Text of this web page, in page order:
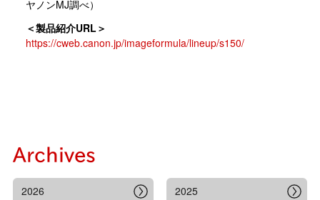
ヤノンMJ調べ）
＜製品紹介URL＞
https://cweb.canon.jp/imageformula/lineup/s150/
Archives
2026 2025